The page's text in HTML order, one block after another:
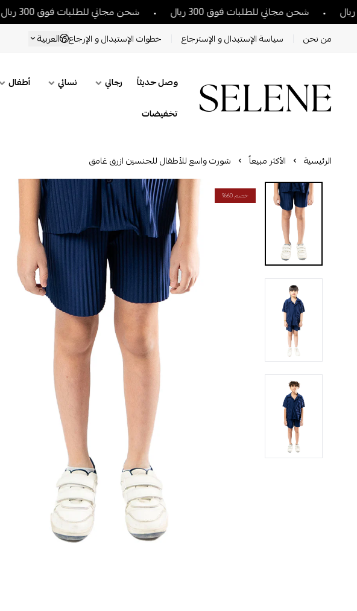
شحن مجاني للطلبات فوق 300 ريال شحن مجاني للطلبات فوق 300 ريال
من نحن سياسة الإستبدال و الإسترجاع خطوات الإستبدال و الإرجاع العربية
وصل حديثاً رجالي نسائي أطفال
تخفيضات
الرئيسية الأكثر مبيعاً شورت واسع للأطفال للجنسين ازرق غامق
خصم 60%